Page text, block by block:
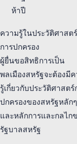
ห้าปี
ความรู้ในประวัติศาสตร์
การปกครอง
ผู้ยื่นขอสิทธิการเป็น
พลเมืองสหรัฐจะต้องมี
รู้เกี่ยวกับประวัติศาสตร์
ปกครองของสหรัฐหลักๆ
และหลักการและกลไก
รัฐบาลสหรัฐ